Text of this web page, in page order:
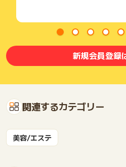
新規会員登録
関連するカテゴリー
美容/エステ